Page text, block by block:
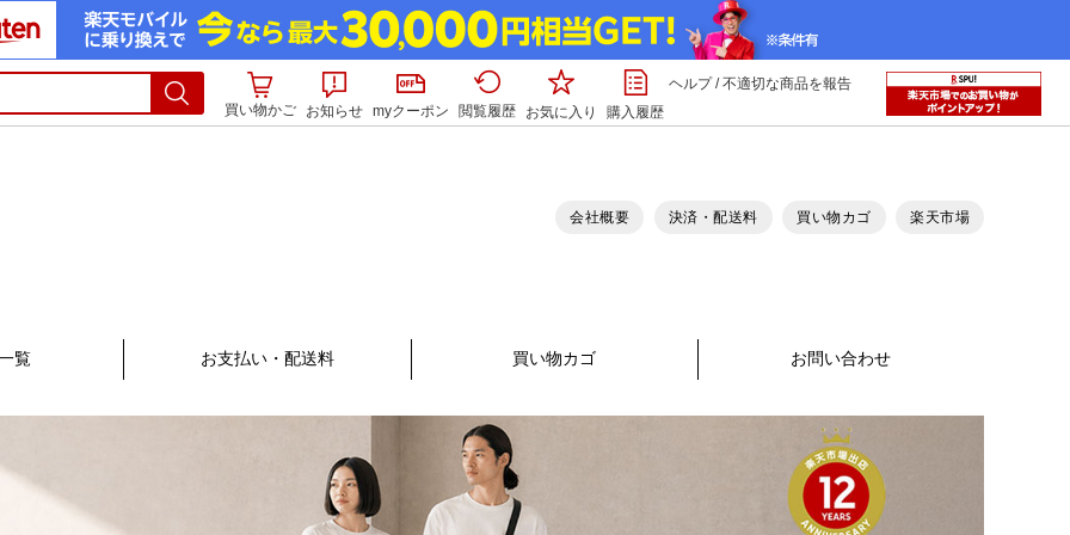
買い物かご お知らせ myクーポン 閲覧履歴 お気に入り 購入履歴
ヘルプ/不適切な商品を報告